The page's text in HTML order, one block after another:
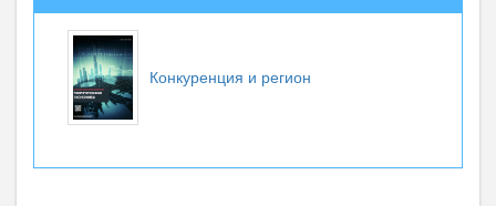
Конкуренция и регион